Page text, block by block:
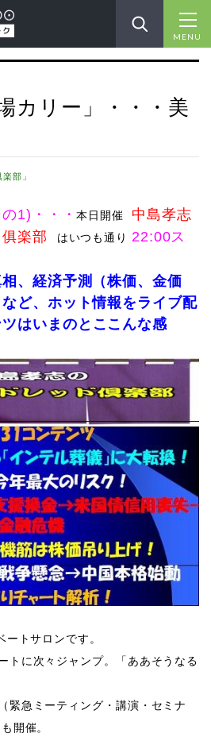
MENU
カリー」・・・美
部」
1) ・・・本日開催
中島孝志
俱楽部
はいつも通り 22:00ス
、経済予測（株価、金価
ど、ホット情報をライブ配
はいまのとここんな感
トサロンです。
トに次々ジャンプ。「ああそうなる
緊急ミーティング・講演・セミナ
開催。